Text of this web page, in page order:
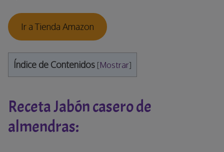
Ir a Tienda Amazon
Índice de Contenidos [Mostrar]
Receta Jabón casero de
almendras: